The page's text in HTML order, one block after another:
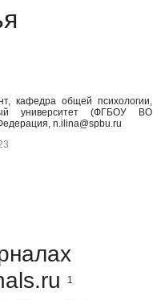
кафедра общей психологии,
университет (ФГБОУ ВО
n.ilina@spbu.ru
1